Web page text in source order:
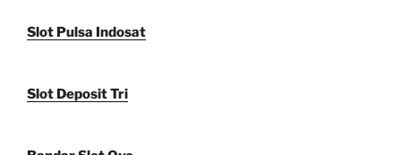
Slot Pulsa Indosat
Slot Deposit Tri